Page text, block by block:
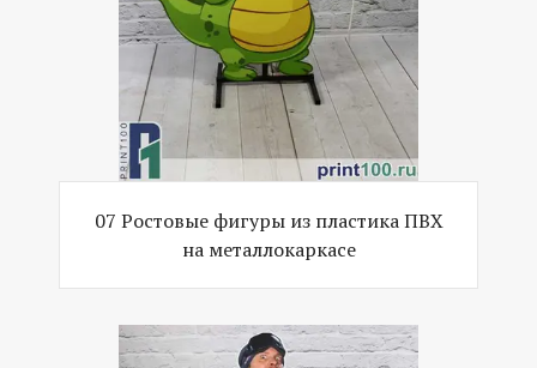
07 Ростовые фигуры из пластика ПВХ
на металлокаркасе